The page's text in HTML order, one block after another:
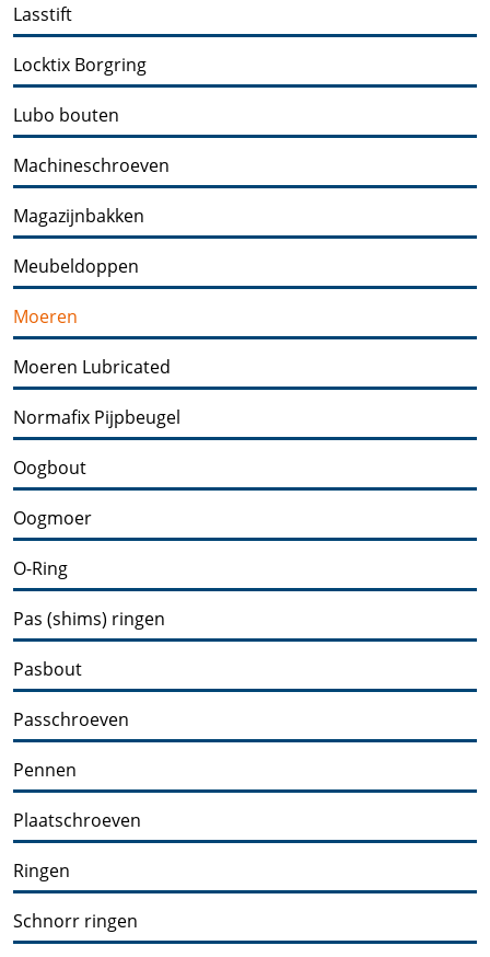
Lasstift
Locktix Borgring
Lubo bouten
Machineschroeven
Magazijnbakken
Meubeldoppen
Moeren
Moeren Lubricated
Normafix Pijpbeugel
Oogbout
Oogmoer
O-Ring
Pas (shims) ringen
Pasbout
Passchroeven
Pennen
Plaatschroeven
Ringen
Schnorr ringen